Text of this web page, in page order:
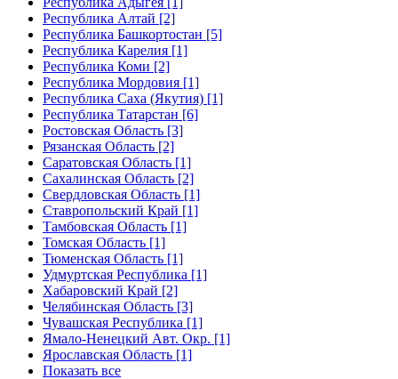
Республика Алтай [2]
Республика Башкортостан [5]
Республика Карелия [1]
Республика Коми [2]
Республика Мордовия [1]
Республика Саха (Якутия) [1]
Республика Татарстан [6]
Ростовская Область [3]
Рязанская Область [2]
Саратовская Область [1]
Сахалинская Область [2]
Свердловская Область [1]
Ставропольский Край [1]
Тамбовская Область [1]
Томская Область [1]
Тюменская Область [1]
Удмуртская Республика [1]
Хабаровский Край [2]
Челябинская Область [3]
Чувашская Республика [1]
Ямало-Ненецкий Авт. Окр. [1]
Ярославская Область [1]
Показать все